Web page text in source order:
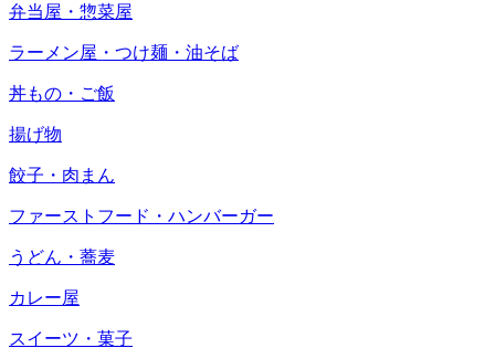
弁当屋・惣菜屋
ラーメン屋・つけ麺・油そば
丼もの・ご飯
揚げ物
餃子・肉まん
ファーストフード・ハンバーガー
うどん・蕎麦
カレー屋
スイーツ・菓子